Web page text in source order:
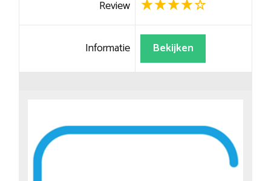
Review
Informatie Bekijken